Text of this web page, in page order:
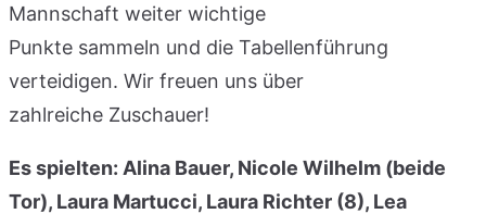
Mannschaft weiter wichtige
Punkte sammeln und die Tabellenführung
verteidigen. Wir freuen uns über
zahlreiche Zuschauer!
Es spielten: Alina Bauer, Nicole Wilhelm (beide
Tor), Laura Martucci, Laura Richter (8), Lea